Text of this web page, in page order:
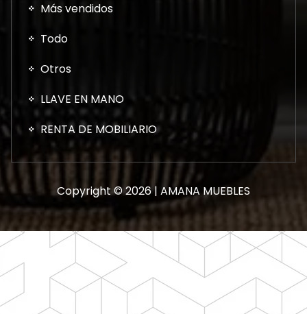
Más vendidos
Todo
Otros
LLAVE EN MANO
RENTA DE MOBILIARIO
Copyright © 2026 | AMANA MUEBLES